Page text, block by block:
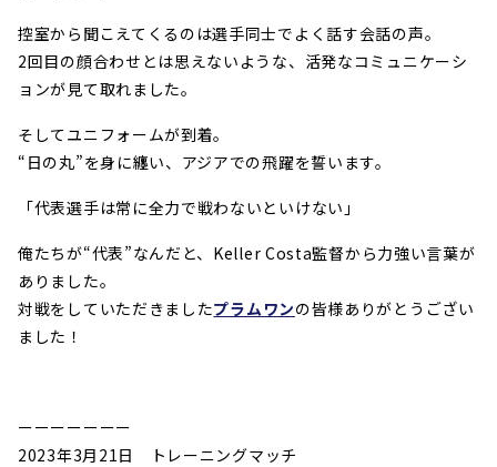
控室から聞こえてくるのは選手同士でよく話す会話の声。
2回目の顔合わせとは思えないような、活発なコミュニケーシ
ョンが見て取れました。
そしてユニフォームが到着。
“日の丸”を身に纏い、アジアでの飛躍を誓います。
「代表選手は常に全力で戦わないといけない」
俺たちが“代表”なんだと、Keller Costa監督から力強い言葉が
ありました。
対戦をしていただきましたプラムワンの皆様ありがとうござい
ました！
ーーーーーーー
2023年3月21日 トレーニングマッチ